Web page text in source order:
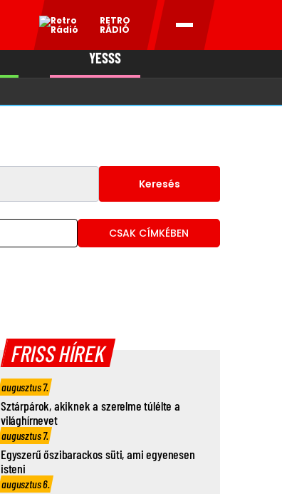
RETRO
RÁDIÓ
YESSS
Keresés
CSAK CÍMKÉBEN
FRISS HÍREK
augusztus 7.
Sztárpárok, akiknek a szerelme túlélte a
világhírnevet
augusztus 7.
Egyszerű őszibarackos süti, ami egyenesen
isteni
augusztus 6.